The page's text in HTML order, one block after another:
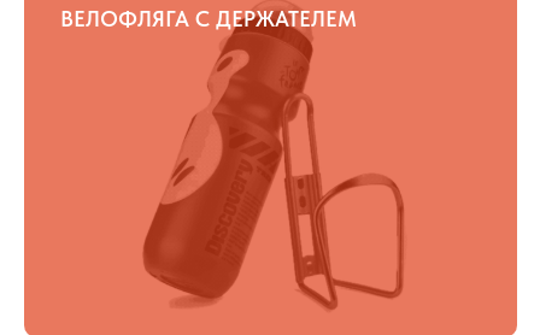
ВЕЛОФЛЯГА С ДЕРЖАТЕЛЕМ